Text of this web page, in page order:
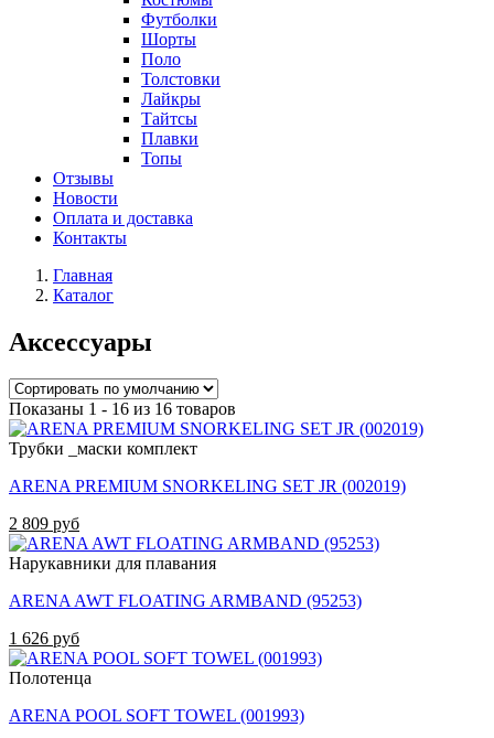
Футболки
Шорты
Поло
Толстовки
Лайкры
Тайтсы
Плавки
Топы
Отзывы
Новости
Оплата и доставка
Контакты
Главная
Каталог
Аксессуары
Показаны 1 - 16 из 16 товаров
Трубки _маски комплект
ARENA PREMIUM SNORKELING SET JR (002019)
2 809 руб
Нарукавники для плавания
ARENA AWT FLOATING ARMBAND (95253)
1 626 руб
Полотенца
ARENA POOL SOFT TOWEL (001993)